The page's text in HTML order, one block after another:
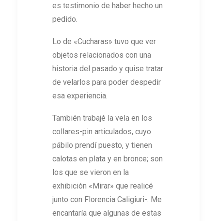
es testimonio de haber hecho un
pedido.
Lo de «Cucharas» tuvo que ver
objetos relacionados con una
historia del pasado y quise tratar
de velarlos para poder despedir
esa experiencia.
También trabajé la vela en los
collares-pin articulados, cuyo
pábilo prendí puesto, y tienen
calotas en plata y en bronce; son
los que se vieron en la
exhibición «Mirar» que realicé
junto con Florencia Caligiuri-. Me
encantaría que algunas de estas